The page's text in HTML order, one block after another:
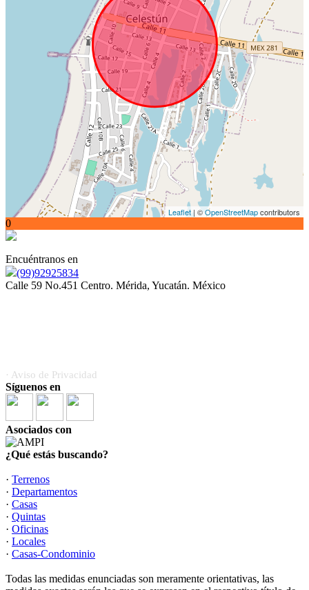
Leaflet | ©OpenStreetMapcontributors
0
Encuéntranos en
(99)92925834
Calle 59 No.451 Centro. Mérida, Yucatán. México
· Aviso de Privacidad
Síguenos en
Asociados con
¿Qué estás buscando?
· Terrenos
· Departamentos
· Casas
· Quintas
· Oficinas
· Locales
· Casas-Condominio
Todas las medidas enunciadas son meramente orientativas, las